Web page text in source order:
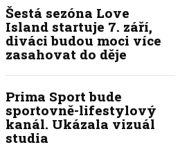
Šestá sezóna Love
Island startuje 7. září,
diváci budou moci více
zasahovat do děje
Prima Sport bude
sportovně-lifestylový
kanál. Ukázala vizuál
studia